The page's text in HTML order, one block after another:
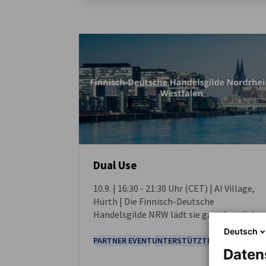
VERANSTALTUNG
Dual Use
10.9. | 16:30 - 21:30 Uhr (CET) | AI Village,
Hürth | Die Finnisch-Deutsche
Handelsgilde NRW lädt sie ganz herzlich
zu ihrer „Dual Use“-Veranstaltung ins AI
Village in Hürth ein.
PARTNER EVENTUNTERSTÜTZTER EVENT
Deutsch